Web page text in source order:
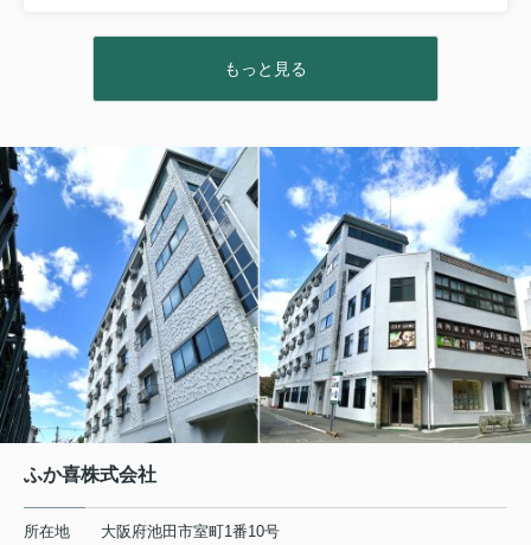
丘に山林約8万㎡を開発「ふか喜荘園」の名で宅地造成 ...
もっと見る
ふか喜株式会社
所在地 大阪府池田市室町1番10号